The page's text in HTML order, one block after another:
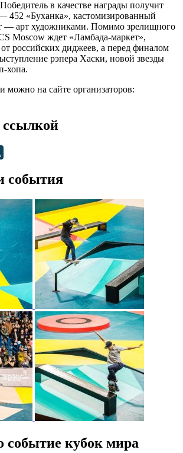
в качестве награды получит
452 «Буханка», кастомизированный
— арт художниками. Помимо зрелищного
Moscow ждет «Ламбада-маркет»,
российских диджеев, а перед финалом
рэпера Хаски, новой звезды
хопа.
можно на сайте организаторов:
ссылкой
события
кубок мира